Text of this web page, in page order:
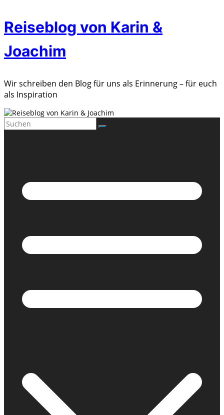
Zum
Inhalt
springen
Reiseblog von Karin &
Joachim
Wir schreiben den Blog für uns als Erinnerung – für euch
als Inspiration